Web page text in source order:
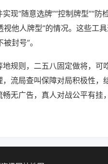
现“随意选牌”“控制牌型”“防
视他人牌型”的情况。这些工
封号”。
规则，二五八固定做将，可
流局查叫保障对局积极性，
无广告，真人对战公平有挂